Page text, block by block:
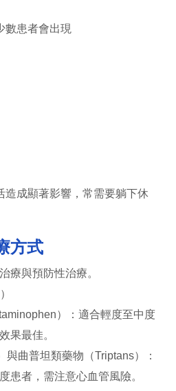
數患者會出現
造成顯著影響，常需要躺下休
方式
療與預防性治療。
）：適合輕度至中度
果最佳。
曲普坦類藥物（Triptans）：
患者，需注意心血管風險。